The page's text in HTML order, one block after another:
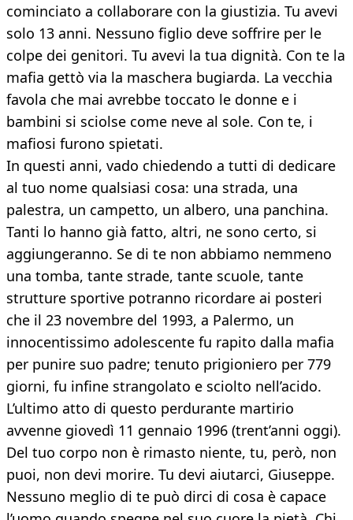
cominciato a collaborare con la giustizia. Tu avevi
solo 13 anni. Nessuno figlio deve soffrire per le
colpe dei genitori. Tu avevi la tua dignità. Con te la
mafia gettò via la maschera bugiarda. La vecchia
favola che mai avrebbe toccato le donne e i
bambini si sciolse come neve al sole. Con te, i
mafiosi furono spietati.
In questi anni, vado chiedendo a tutti di dedicare
al tuo nome qualsiasi cosa: una strada, una
palestra, un campetto, un albero, una panchina.
Tanti lo hanno già fatto, altri, ne sono certo, si
aggiungeranno. Se di te non abbiamo nemmeno
una tomba, tante strade, tante scuole, tante
strutture sportive potranno ricordare ai posteri
che il 23 novembre del 1993, a Palermo, un
innocentissimo adolescente fu rapito dalla mafia
per punire suo padre; tenuto prigioniero per 779
giorni, fu infine strangolato e sciolto nell’acido.
L’ultimo atto di questo perdurante martirio
avvenne giovedì 11 gennaio 1996 (trent’anni oggi).
Del tuo corpo non è rimasto niente, tu, però, non
puoi, non devi morire. Tu devi aiutarci, Giuseppe.
Nessuno meglio di te può dirci di cosa è capace